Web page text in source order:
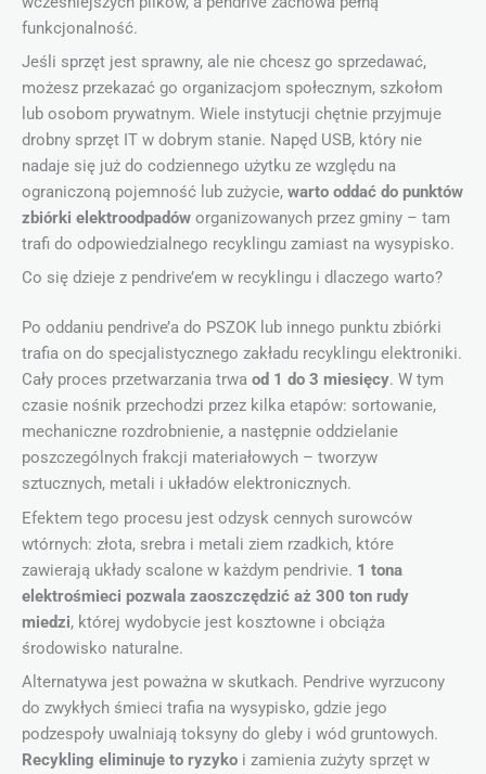
funkcjonalność.
Jeśli sprzęt jest sprawny, ale nie chcesz go sprzedawać,
możesz przekazać go organizacjom społecznym, szkołom
lub osobom prywatnym. Wiele instytucji chętnie przyjmuje
drobny sprzęt IT w dobrym stanie. Napęd USB, który nie
nadaje się już do codziennego użytku ze względu na
ograniczoną pojemność lub zużycie, warto oddać do punktów
zbiórki elektroodpadów organizowanych przez gminy – tam
trafi do odpowiedzialnego recyklingu zamiast na wysypisko.
Co się dzieje z pendrive’em w recyklingu i dlaczego warto?
Po oddaniu pendrive’a do PSZOK lub innego punktu zbiórki
trafia on do specjalistycznego zakładu recyklingu elektroniki.
Cały proces przetwarzania trwa od 1 do 3 miesięcy. W tym
czasie nośnik przechodzi przez kilka etapów: sortowanie,
mechaniczne rozdrobnienie, a następnie oddzielanie
poszczególnych frakcji materiałowych – tworzyw
sztucznych, metali i układów elektronicznych.
Efektem tego procesu jest odzysk cennych surowców
wtórnych: złota, srebra i metali ziem rzadkich, które
zawierają układy scalone w każdym pendrivie. 1 tona
elektrośmieci pozwala zaoszczędzić aż 300 ton rudy
miedzi, której wydobycie jest kosztowne i obciąża
środowisko naturalne.
Alternatywa jest poważna w skutkach. Pendrive wyrzucony
do zwykłych śmieci trafia na wysypisko, gdzie jego
podzespoły uwalniają toksyny do gleby i wód gruntowych.
Recykling eliminuje to ryzyko i zamienia zużyty sprzęt w